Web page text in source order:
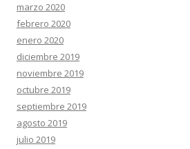
marzo 2020
febrero 2020
enero 2020
diciembre 2019
noviembre 2019
octubre 2019
septiembre 2019
agosto 2019
julio 2019